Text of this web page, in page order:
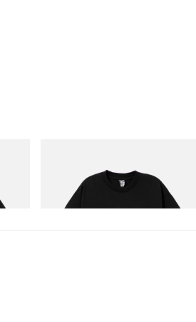
T-
Billionaire Boys Club X Initial D Cotton T-
Jetzt einkaufen